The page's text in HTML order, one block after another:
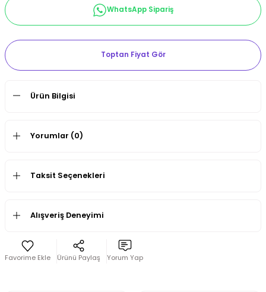
WhatsApp Sipariş
Toptan Fiyat Gör
Ürün Bilgisi
Yorumlar (0)
Taksit Seçenekleri
Alışveriş Deneyimi
Ürünü Paylaş Yorum Yap